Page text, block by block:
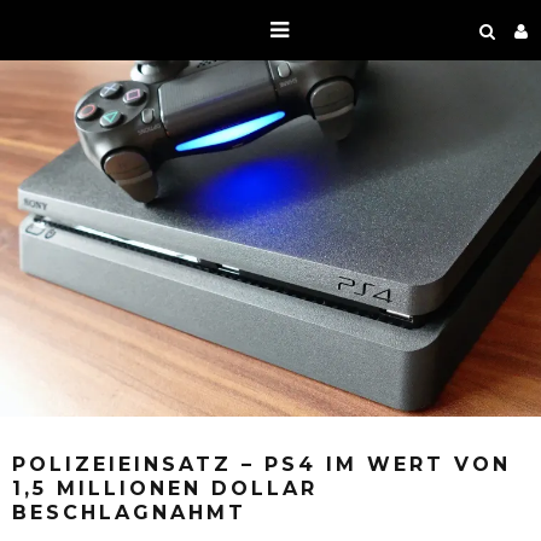
POLIZEIEINSATZ – PS4 IM WERT VON
1,5 MILLIONEN DOLLAR
BESCHLAGNAHMT